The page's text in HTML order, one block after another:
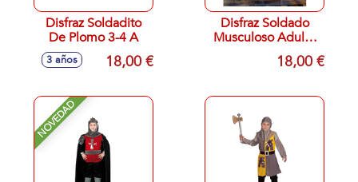
Disfraz Soldadito
De Plomo 3-4 A
3 años 18,00 €
Disfraz Soldado
Musculoso Adulto
T UNICA18,00 €
NOVEDAD